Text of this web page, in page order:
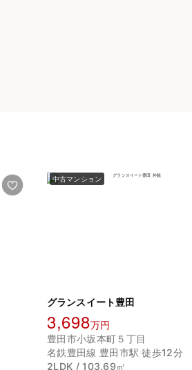
中古マンション
グランスイート豊田
3,698万円
豊田市小坂本町５丁目
名鉄豊田線 豊田市駅 徒歩12分
2LDK / 103.69㎡